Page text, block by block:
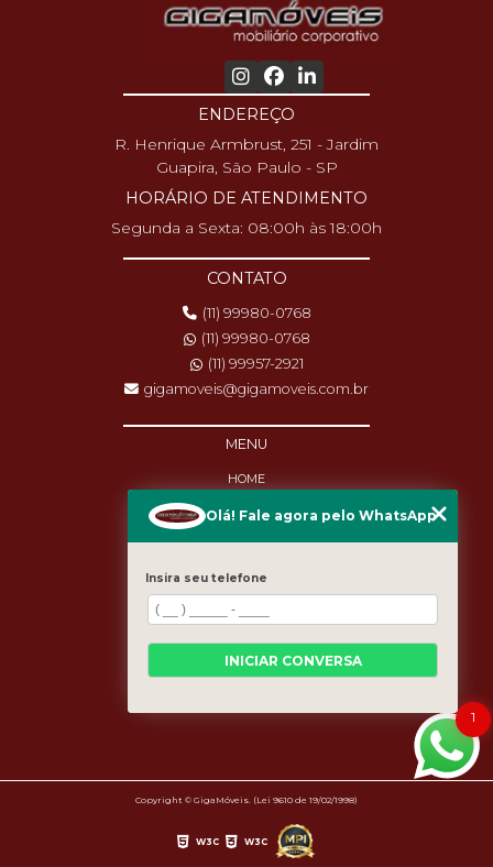
ENDEREÇO
R. Henrique Armbrust, 251 - Jardim
Guapira, São Paulo - SP
HORÁRIO DE ATENDIMENTO
Segunda a Sexta: 08:00h às 18:00h
CONTATO
(11) 99980-0768
(11) 99980-0768
(11) 99957-2921
gigamoveis@gigamoveis.com.br
MENU
HOME
PRODUTOS
MANUTENÇÃO
CASES
MAPA DO SITE
Copyright © GigaMóveis. (Lei 9610 de 19/02/1998)
W3C W3C
1
Olá! Fale agora pelo WhatsApp
Insira seu telefone
INICIAR CONVERSA